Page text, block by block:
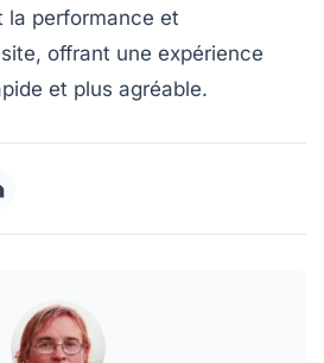
la performance et
offrant une expérience
et plus agréable.